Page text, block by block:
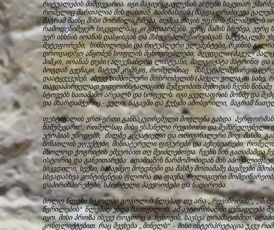
რიტუალების მიმდევარია. იგი მაგიურ გავლენას ახდენს საკუთარ
რომელიც მართალია მის დასთან საბინასთან (მაგდა დრაბი/ევა
მაგრამ მაინც მისი მორჩილი რჩება, თუმცა თავის უფროს ქალიშვილს
რამოდენიმეჯერ სიკვდილსაც კი გადაარჩენს. ვერც მამის ზრუნვა, ვერც
ვერ იხსნის იოანას დასჯისგან და მსხვერპლშეწირვისგან. სპექტაკლში
მეტეფორები, სიმბოლოები და რიტუალური ელემენტები, რკინის
დროდადრო აწყობენ სოფლის მცხოვრებლები; მღვდელი (პაველ
პიშკი), იოანას დები (ალექსანდრა ლისტვანი, მალგოჟატა პატრინი)
ბოგდან გჟეჩაკი, მატეუშ კრშიკი), რომელშიაც მსხვერპლშეწირვის
დაატყვევებენ. ასევე სიმბოლური მთხრობელის (პაველ ვოლაკი) სახე,
თავდაპირველად ვიდეოინსტალაციის მეშვეობით შემოდის ჩვენს წინაშე
სტოვებს სათამაშო არეალს და სოფელს. იგი ყველაფრის მოწმე და
და მხარდამჭერიც - ეული, ნაგავში და ჭუჭყში ამოსვრილი, მაგრამ
ფესტივალის ერთ-ერთი განსაკუთრებული მოვლენა გახდა
ნამუშევარი“, რომელსაც მისი ესპანელი რეჟისორი და შემსრულებელი
უტოპიას უწოდებს, ძალზე კრეატიული და ორიგინალური შოუ. მასში
სინათლის ეფექტები, მინიატერული ფიგურები და აქსესუარები,
მხოლოდ ჭოგრიტის ეშვეობით თუ შეიძლებოდა. ჩვენს წინ გათამაშდა
ისტორია და განვითარება: ადამიანის წარმოშობიდან მის
სიკვდილი, სექსი, საბავშვო მოედნები და მასზე მოთამაშე ბავშვები
სხვადასხვა კონტინენტის ფლორა და ფაუნა, რელიგიური
დაპირისპირებები, სპორტული პაექრობები და ნადირობა.
ბოლო წლები ნიკოლაი გოგოლის წლებად თუ არა „რევიზორის“,
წერილების“ წლებად უნდა ჩაითვალოს. ამ ავტორისადმი ყურადღება
იყო. მისი პროზა ისევე როგორც ა. ჩეხოვის, სავსეა დრამატიზმით,
კონფლიქტებით. რაც შეეხება „შინელს“ - მისი ინტერპრეტაცია უკვე